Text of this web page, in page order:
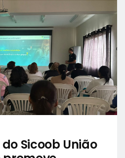
do Sicoob União